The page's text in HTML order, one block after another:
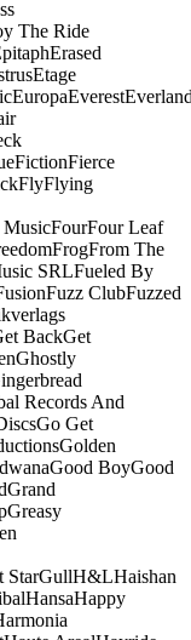
The Ride
Erased
Etage
EuropaEverest
FictionFierce
FlyFlying
MusicFourFour Leaf
FrogFrom The
SRLFueled By
Fuzz ClubFuzzed
BackGet
Ghostly
Records And
Go Get
Golden
Good BoyGood
Grand
Greasy
StarGullH&LHaishan
HansaHappy